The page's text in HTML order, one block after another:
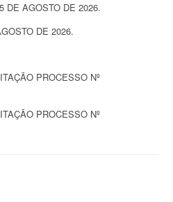
DE AGOSTO DE 2026.
DE 2026.
PROCESSO Nº
PROCESSO Nº